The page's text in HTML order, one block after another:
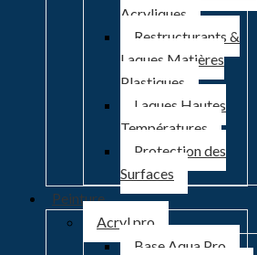
Acryliques
Restructurants &
Laques Matières
Plastiques
Laques Hautes
Températures
Protection des
Surfaces
Peinture
Acryl pro
Base Aqua Pro